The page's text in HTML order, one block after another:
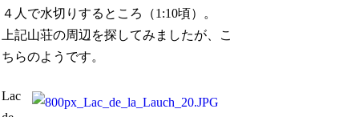
４人で水切りするところ（1:10頃）。
上記山荘の周辺を探してみましたが、こ
ちらのようです。
Lac